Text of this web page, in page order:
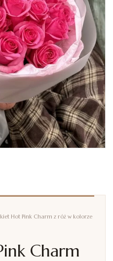
Hot Pink Charm z róż w kolorze
Charm